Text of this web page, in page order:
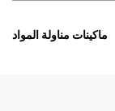
ماكينات مناولة المواد